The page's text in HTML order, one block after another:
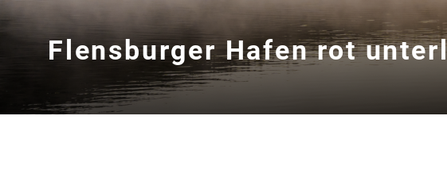
Flensburger Hafen rot